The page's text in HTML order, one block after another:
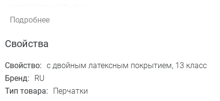
Подробнее
Свойства
Свойство: с двойным латексным покрытием, 13 класс
Бренд:
RU
Тип товара:
Перчатки